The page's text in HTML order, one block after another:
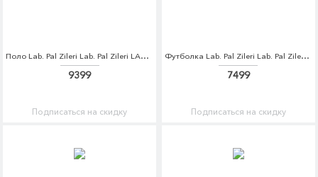
Поло Lab. Pal Zileri Lab. Pal Zileri LA059EMDQJY1
9399
Подписаться на скидку
Футболка Lab. Pal Zileri Lab. Pal Zileri LA059EMDQJY2
7499
Подписаться на скидку